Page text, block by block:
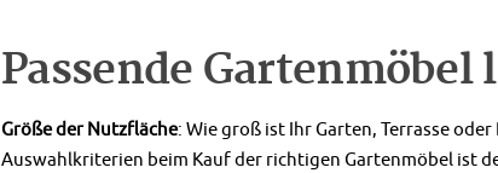
Passende
Größe der Nutzfläche: Wie groß ist Ihr Garten, Terrasse
Auswahlkriterien beim Kauf der richtigen Gartenmöbel ist